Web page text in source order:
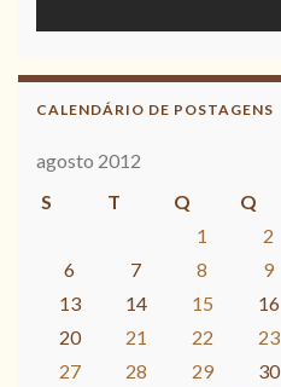
CALENDÁRIO DE POSTAGENS
agosto 2012
S
T Q Q
1
2
6
7 8 9
13
14 15 16
20
21 22 23
27
28 29 30